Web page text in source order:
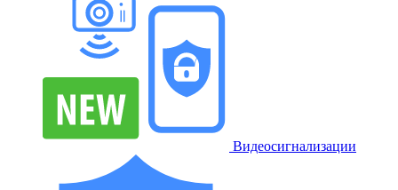
Видеосигнализации